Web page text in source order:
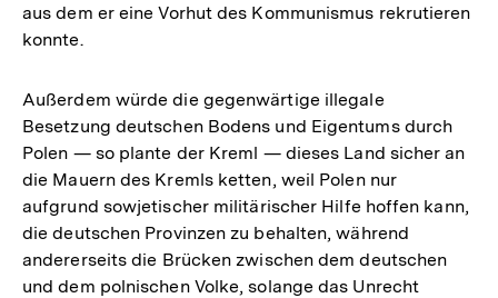
aus dem er eine Vorhut des Kommunismus rekrutieren
konnte.
Außerdem würde die gegenwärtige illegale
Besetzung deutschen Bodens und Eigentums durch
Polen — so plante der Kreml — dieses Land sicher an
die Mauern des Kremls ketten, weil Polen nur
aufgrund sowjetischer militärischer Hilfe hoffen kann,
die deutschen Provinzen zu behalten, während
andererseits die Brücken zwischen dem deutschen
und dem polnischen Volke, solange das Unrecht